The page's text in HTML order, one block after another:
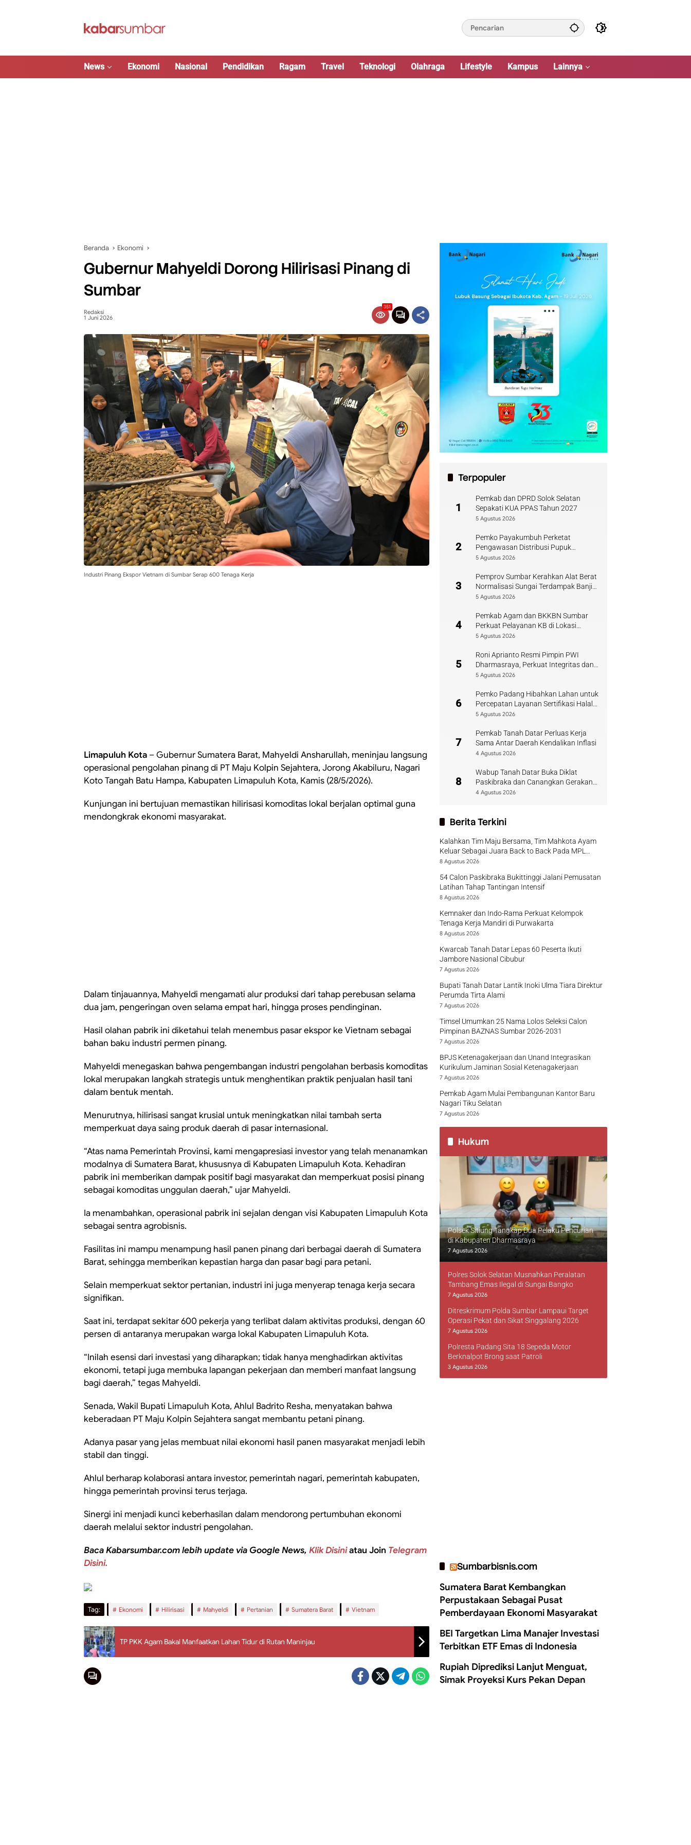
News Ekonomi Nasional Pendidikan Ragam Travel Teknologi Olahraga Lifestyle Kampus Lainnya
Beranda Ekonomi
Gubernur Mahyeldi Dorong Hilirisasi Pinang di
Sumbar
Redaksi
1 Juni 2026
351
Industri Pinang Ekspor Vietnam di Sumbar Serap 600 Tenaga Kerja
Limapuluh Kota – Gubernur Sumatera Barat, Mahyeldi Ansharullah, meninjau langsung
operasional pengolahan pinang di PT Maju Kolpin Sejahtera, Jorong Akabiluru, Nagari
Koto Tangah Batu Hampa, Kabupaten Limapuluh Kota, Kamis (28/5/2026).
Kunjungan ini bertujuan memastikan hilirisasi komoditas lokal berjalan optimal guna
mendongkrak ekonomi masyarakat.
Dalam tinjauannya, Mahyeldi mengamati alur produksi dari tahap perebusan selama
dua jam, pengeringan oven selama empat hari, hingga proses pendinginan.
Hasil olahan pabrik ini diketahui telah menembus pasar ekspor ke Vietnam sebagai
bahan baku industri permen pinang.
Mahyeldi menegaskan bahwa pengembangan industri pengolahan berbasis komoditas
lokal merupakan langkah strategis untuk menghentikan praktik penjualan hasil tani
dalam bentuk mentah.
Menurutnya, hilirisasi sangat krusial untuk meningkatkan nilai tambah serta
memperkuat daya saing produk daerah di pasar internasional.
“Atas nama Pemerintah Provinsi, kami mengapresiasi investor yang telah menanamkan
modalnya di Sumatera Barat, khususnya di Kabupaten Limapuluh Kota. Kehadiran
pabrik ini memberikan dampak positif bagi masyarakat dan memperkuat posisi pinang
sebagai komoditas unggulan daerah,” ujar Mahyeldi.
Ia menambahkan, operasional pabrik ini sejalan dengan visi Kabupaten Limapuluh Kota
sebagai sentra agrobisnis.
Fasilitas ini mampu menampung hasil panen pinang dari berbagai daerah di Sumatera
Barat, sehingga memberikan kepastian harga dan pasar bagi para petani.
Selain memperkuat sektor pertanian, industri ini juga menyerap tenaga kerja secara
signifikan.
Saat ini, terdapat sekitar 600 pekerja yang terlibat dalam aktivitas produksi, dengan 60
persen di antaranya merupakan warga lokal Kabupaten Limapuluh Kota.
“Inilah esensi dari investasi yang diharapkan; tidak hanya menghadirkan aktivitas
ekonomi, tetapi juga membuka lapangan pekerjaan dan memberi manfaat langsung
bagi daerah,” tegas Mahyeldi.
Senada, Wakil Bupati Limapuluh Kota, Ahlul Badrito Resha, menyatakan bahwa
keberadaan PT Maju Kolpin Sejahtera sangat membantu petani pinang.
Adanya pasar yang jelas membuat nilai ekonomi hasil panen masyarakat menjadi lebih
stabil dan tinggi.
Ahlul berharap kolaborasi antara investor, pemerintah nagari, pemerintah kabupaten,
hingga pemerintah provinsi terus terjaga.
Sinergi ini menjadi kunci keberhasilan dalam mendorong pertumbuhan ekonomi
daerah melalui sektor industri pengolahan.
Baca Kabarsumbar.com lebih update via Google News, Klik Disiniatau Join Telegram
Disini.
Tag: Ekonomi Hilirisasi Mahyeldi Pertanian Sumatera Barat Vietnam
TP PKK Agam Bakal Manfaatkan Lahan Tidur di Rutan Maninjau
Terpopuler
1
Pemkab dan DPRD Solok Selatan
Sepakati KUA PPAS Tahun 2027
5 Agustus 2026
2
Pemko Payakumbuh Perketat
Pengawasan Distribusi Pupuk
Bersubsidi bagi Petani Lokal
5 Agustus 2026
3
Pemprov Sumbar Kerahkan Alat Berat
Normalisasi Sungai Terdampak Banjir
Kuranji
5 Agustus 2026
4
Pemkab Agam dan BKKBN Sumbar
Perkuat Pelayanan KB di Lokasi
Bencana
5 Agustus 2026
5
Roni Aprianto Resmi Pimpin PWI
Dharmasraya, Perkuat Integritas dan
Kompetensi Jurnalis
5 Agustus 2026
6
Pemko Padang Hibahkan Lahan untuk
Percepatan Layanan Sertifikasi Halal
di Sumbar
5 Agustus 2026
7
Pemkab Tanah Datar Perluas Kerja
Sama Antar Daerah Kendalikan Inflasi
4 Agustus 2026
8
Wabup Tanah Datar Buka Diklat
Paskibraka dan Canangkan Gerakan
Bendera
4 Agustus 2026
Berita Terkini
Kalahkan Tim Maju Bersama, Tim Mahkota Ayam
Keluar Sebagai Juara Back to Back Pada MPL
Season II Tahun 2026
8 Agustus 2026
54 Calon Paskibraka Bukittinggi Jalani Pemusatan
Latihan Tahap Tantingan Intensif
8 Agustus 2026
Kemnaker dan Indo-Rama Perkuat Kelompok
Tenaga Kerja Mandiri di Purwakarta
8 Agustus 2026
Kwarcab Tanah Datar Lepas 60 Peserta Ikuti
Jambore Nasional Cibubur
7 Agustus 2026
Bupati Tanah Datar Lantik Inoki Ulma Tiara Direktur
Perumda Tirta Alami
7 Agustus 2026
Timsel Umumkan 25 Nama Lolos Seleksi Calon
Pimpinan BAZNAS Sumbar 2026-2031
7 Agustus 2026
BPJS Ketenagakerjaan dan Unand Integrasikan
Kurikulum Jaminan Sosial Ketenagakerjaan
7 Agustus 2026
Pemkab Agam Mulai Pembangunan Kantor Baru
Nagari Tiku Selatan
7 Agustus 2026
Hukum
Polsek Sitiung Tangkap Dua Pelaku Pencurian
di Kabupaten Dharmasraya
7 Agustus 2026
Polres Solok Selatan Musnahkan Peralatan
Tambang Emas Ilegal di Sungai Bangko
7 Agustus 2026
Ditreskrimum Polda Sumbar Lampaui Target
Operasi Pekat dan Sikat Singgalang 2026
7 Agustus 2026
Polresta Padang Sita 18 Sepeda Motor
Berknalpot Brong saat Patroli
3 Agustus 2026
Sumbarbisnis.com
Sumatera Barat Kembangkan
Perpustakaan Sebagai Pusat
Pemberdayaan Ekonomi Masyarakat
BEI Targetkan Lima Manajer Investasi
Terbitkan ETF Emas di Indonesia
Rupiah Diprediksi Lanjut Menguat,
Simak Proyeksi Kurs Pekan Depan